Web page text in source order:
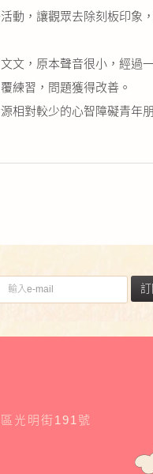
動，讓觀眾去除刻板印象
，原本聲音很小，經過
練習，問題獲得改善。
對較少的心智障礙青年
訂
光明街191號